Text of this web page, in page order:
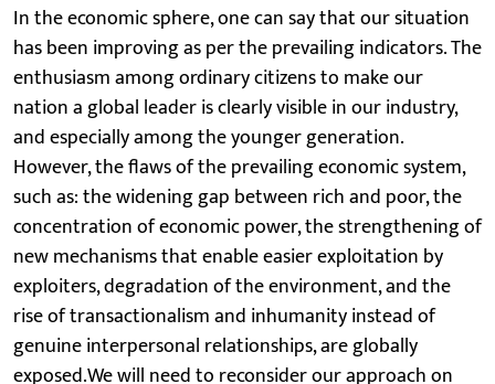
In the economic sphere, one can say that our situation
has been improving as per the prevailing indicators. The
enthusiasm among ordinary citizens to make our
nation a global leader is clearly visible in our industry,
and especially among the younger generation.
However, the flaws of the prevailing economic system,
such as: the widening gap between rich and poor, the
concentration of economic power, the strengthening of
new mechanisms that enable easier exploitation by
exploiters, degradation of the environment, and the
rise of transactionalism and inhumanity instead of
genuine interpersonal relationships, are globally
exposed.We will need to reconsider our approach on